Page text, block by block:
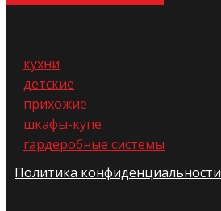
кухни
детские
прихожие
шкафы-купе
гардеробные системы
Политика конфиденциальности